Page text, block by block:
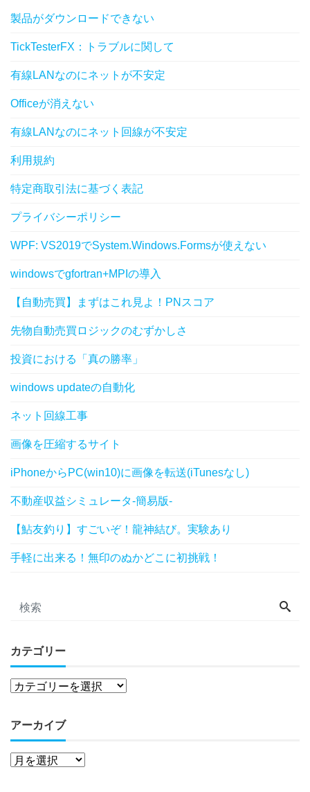
製品がダウンロードできない
TickTesterFX：トラブルに関して
有線LANなのにネットが不安定
Officeが消えない
有線LANなのにネット回線が不安定
利用規約
特定商取引法に基づく表記
プライバシーポリシー
WPF: VS2019でSystem.Windows.Formsが使えない
windowsでgfortran+MPIの導入
【自動売買】まずはこれ見よ！PNスコア
先物自動売買ロジックのむずかしさ
投資における「真の勝率」
windows updateの自動化
ネット回線工事
画像を圧縮するサイト
iPhoneからPC(win10)に画像を転送(iTunesなし)
不動産収益シミュレータ-簡易版-
【鮎友釣り】すごいぞ！龍神結び。実験あり
手軽に出来る！無印のぬかどこに初挑戦！
カテゴリー
アーカイブ